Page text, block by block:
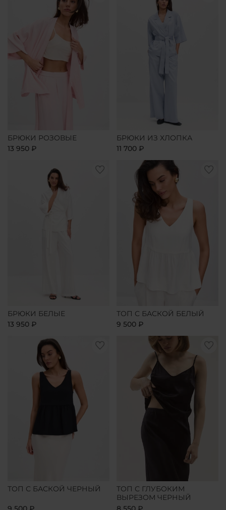
БРЮКИ РОЗОВЫЕ
13 950 ₽
БРЮКИ ИЗ ХЛОПКА
11 700 ₽
БРЮКИ БЕЛЫЕ
13 950 ₽
ТОП С БАСКОЙ БЕЛЫЙ
9 500 ₽
ТОП С БАСКОЙ ЧЕРНЫЙ
ТОП С ГЛУБОКИМ
ВЫРЕЗОМ ЧЕРНЫЙ